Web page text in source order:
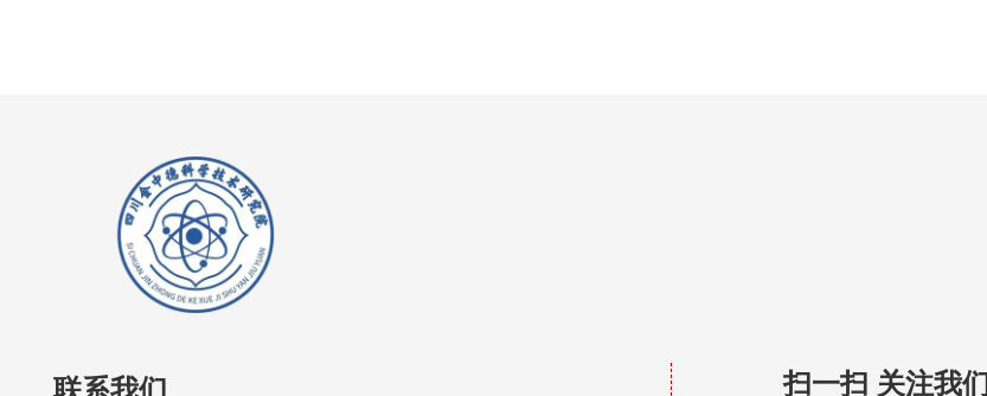
联系我们 扫一扫 关注我们